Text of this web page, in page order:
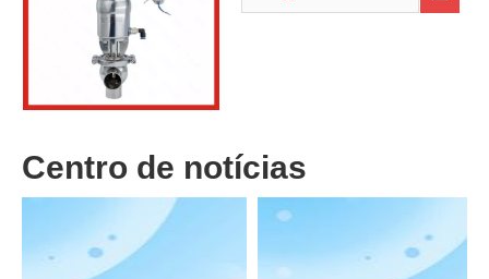
Centro de notícias